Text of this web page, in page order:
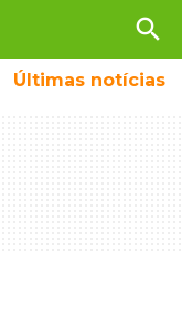
search
Últimas notícias